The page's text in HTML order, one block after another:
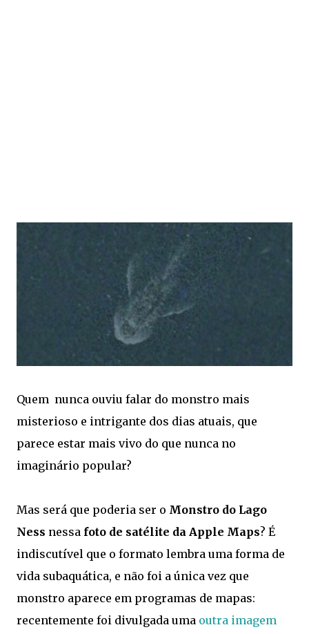
Quem nunca ouviu falar do monstro mais
misterioso e intrigante dos dias atuais, que
parece estar mais vivo do que nunca no
imaginário popular?
Mas será que poderia ser o Monstro do Lago
Ness nessa foto de satélite da Apple Maps? É
indiscutível que o formato lembra uma forma de
vida subaquática, e não foi a única vez que
monstro aparece em programas de mapas:
recentemente foi divulgada uma outra imagem